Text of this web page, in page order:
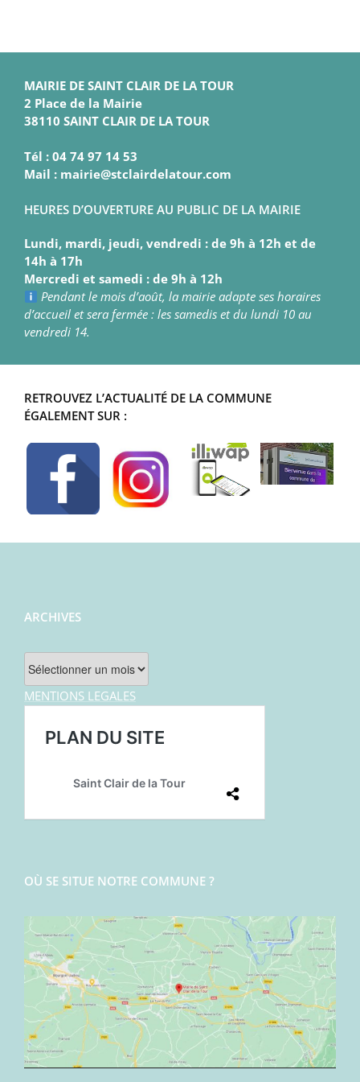
MAIRIE DE SAINT CLAIR DE LA TOUR
2 Place de la Mairie
38110 SAINT CLAIR DE LA TOUR
Tél : 04 74 97 14 53
Mail : mairie@stclairdelatour.com
HEURES D’OUVERTURE AU PUBLIC DE LA MAIRIE
Lundi, mardi, jeudi, vendredi : de 9h à 12h et de
14h à 17h
Mercredi et samedi : de 9h à 12h
Pendant le mois d’août, la mairie adapte ses horaires
d’accueil et sera fermée : les samedis et du lundi 10 au
vendredi 14.
RETROUVEZ L’ACTUALITÉ DE LA COMMUNE
ÉGALEMENT SUR :
ARCHIVES
Archives
MENTIONS LEGALES
OÙ SE SITUE NOTRE COMMUNE ?